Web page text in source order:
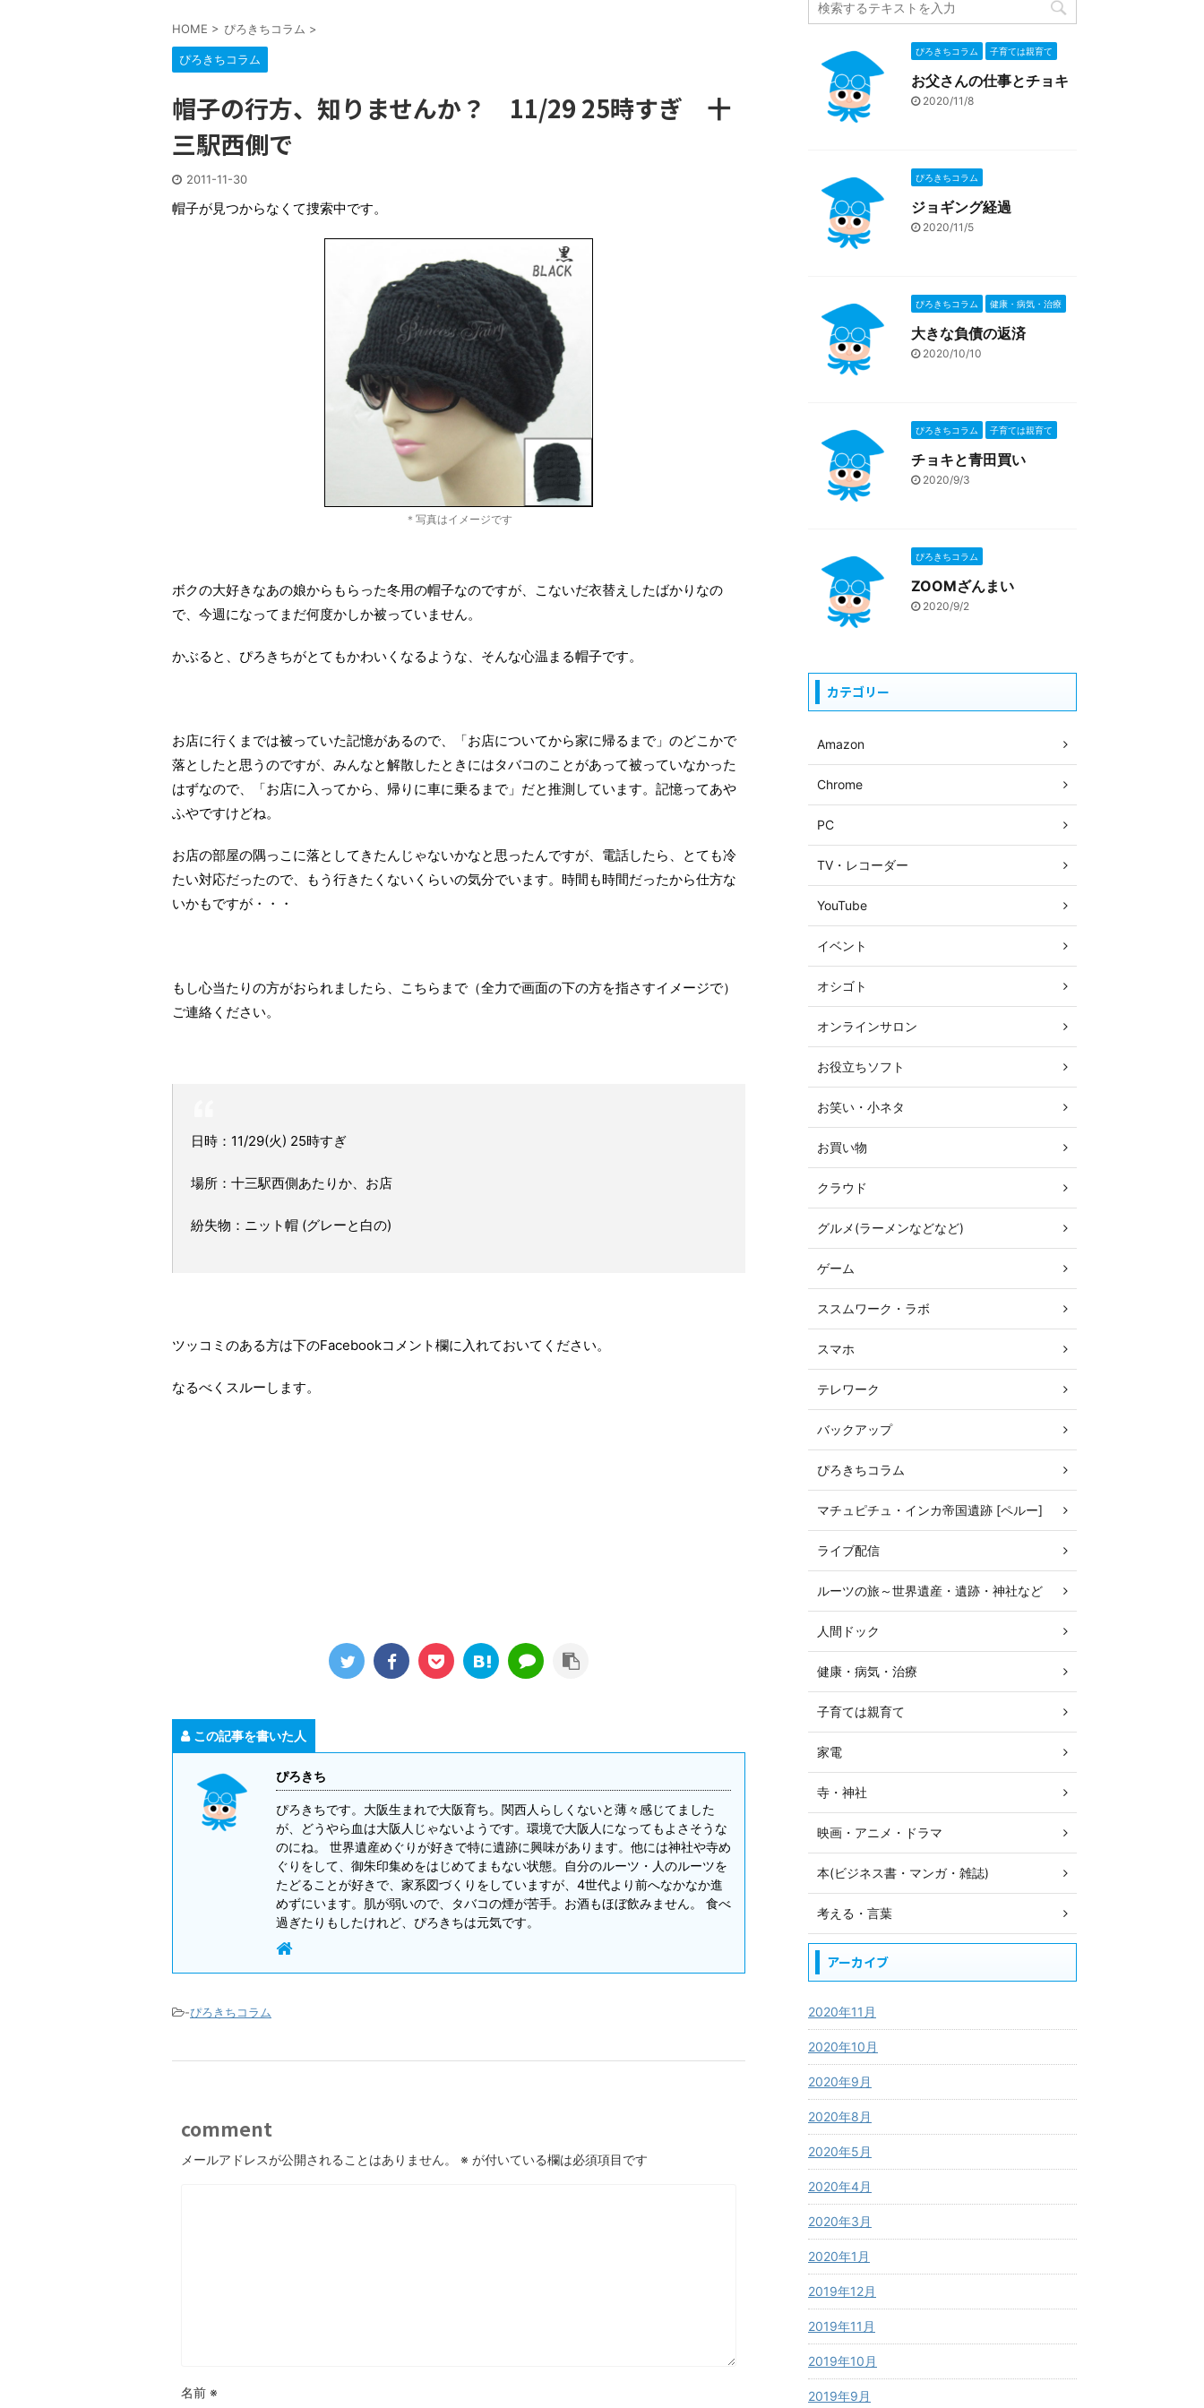
HOME > ぴろきちコラム >
ぴろきちコラム
帽子の行方、知りませんか？ 11/29 25時すぎ 十
三駅西側で
2011-11-30
帽子が見つからなくて捜索中です。
＊写真はイメージです
ボクの大好きなあの娘からもらった冬用の帽子なのですが、こないだ衣替えしたばかりなの
で、今週になってまだ何度かしか被っていません。
かぶると、ぴろきちがとてもかわいくなるような、そんな心温まる帽子です。
お店に行くまでは被っていた記憶があるので、「お店についてから家に帰るまで」のどこかで
落としたと思うのですが、みんなと解散したときにはタバコのことがあって被っていなかった
はずなので、「お店に入ってから、帰りに車に乗るまで」だと推測しています。記憶ってあや
ふやですけどね。
お店の部屋の隅っこに落としてきたんじゃないかなと思ったんですが、電話したら、とても冷
たい対応だったので、もう行きたくないくらいの気分でいます。時間も時間だったから仕方な
いかもですが・・・
もし心当たりの方がおられましたら、こちらまで（全力で画面の下の方を指さすイメージで）
ご連絡ください。
日時：11/29(火) 25時すぎ
場所：十三駅西側あたりか、お店
紛失物：ニット帽 (グレーと白の)
ツッコミのある方は下のFacebookコメント欄に入れておいてください。
なるべくスルーします。
この記事を書いた人
ぴろきち
ぴろきちです。大阪生まれで大阪育ち。関西人らしくないと薄々感じてました
が、どうやら血は大阪人じゃないようです。環境で大阪人になってもよさそうな
のにね。 世界遺産めぐりが好きで特に遺跡に興味があります。他には神社や寺め
ぐりをして、御朱印集めをはじめてまもない状態。自分のルーツ・人のルーツを
たどることが好きで、家系図づくりをしていますが、4世代より前へなかなか進
めずにいます。肌が弱いので、タバコの煙が苦手。お酒もほぼ飲みません。 食べ
過ぎたりもしたけれど、ぴろきちは元気です。
-ぴろきちコラム
comment
メールアドレスが公開されることはありません。 ※ が付いている欄は必須項目です
名前 ※
ぴろきちコラム 子育ては親育て
お父さんの仕事とチョキ
2020/11/8
ぴろきちコラム
ジョギング経過
2020/11/5
ぴろきちコラム 健康・病気・治療
大きな負債の返済
2020/10/10
ぴろきちコラム 子育ては親育て
チョキと青田買い
2020/9/3
ぴろきちコラム
ZOOMざんまい
2020/9/2
カテゴリー
Amazon
Chrome
PC
TV・レコーダー
YouTube
イベント
オシゴト
オンラインサロン
お役立ちソフト
お笑い・小ネタ
お買い物
クラウド
グルメ(ラーメンなどなど)
ゲーム
ススムワーク・ラボ
スマホ
テレワーク
バックアップ
ぴろきちコラム
マチュピチュ・インカ帝国遺跡 [ペルー]
ライブ配信
ルーツの旅～世界遺産・遺跡・神社など
人間ドック
健康・病気・治療
子育ては親育て
家電
寺・神社
映画・アニメ・ドラマ
本(ビジネス書・マンガ・雑誌)
考える・言葉
アーカイブ
2020年11月
2020年10月
2020年9月
2020年8月
2020年5月
2020年4月
2020年3月
2020年1月
2019年12月
2019年11月
2019年10月
2019年9月